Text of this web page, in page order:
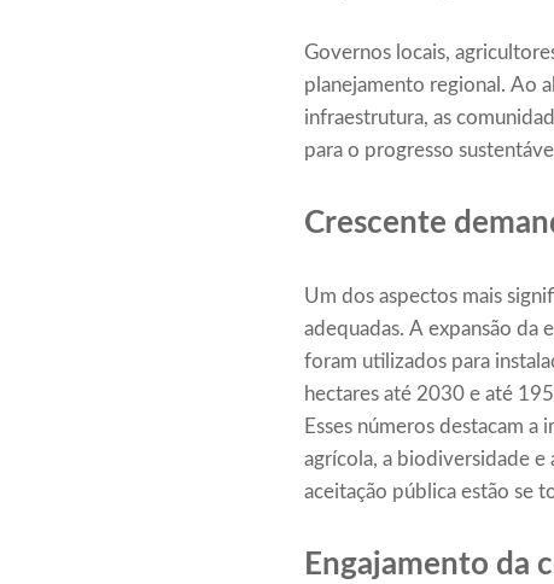
Governos locais,
planejamento regional. Ao
infraestrutura, as
para o progresso
Crescente
Um dos aspectos mais
adequadas. A expansão da
foram utilizados para
hectares até 2030 e até
Esses números destacam
agrícola, a biodiversidade e
aceitação pública estão se
Engajamento da